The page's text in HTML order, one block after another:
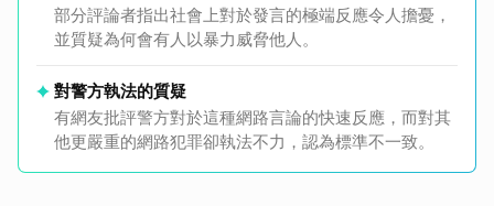
部分評論者指出社會上對於發言的極端反應令人擔憂，
並質疑為何會有人以暴力威脅他人。
對警方執法的質疑
有網友批評警方對於這種網路言論的快速反應，而對其
他更嚴重的網路犯罪卻執法不力，認為標準不一致。